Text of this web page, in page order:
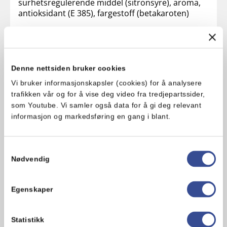
Denne nettsiden bruker cookies
Vi bruker informasjonskapsler (cookies) for å analysere
trafikken vår og for å vise deg video fra tredjepartssider,
som Youtube. Vi samler også data for å gi deg relevant
informasjon og markedsføring en gang i blant.
Nødvendig
Egenskaper
Statistikk
surhetsregulerende middel (sitronsyre), aroma,
antioksidant (E 385), fargestoff (betakaroten)
Allergener
Egg
Relaterte produkter